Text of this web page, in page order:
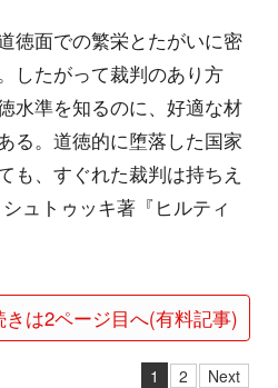
徳面での繁栄とたがいに密
したがって裁判のあり方
水準を知るのに、好適な材
る。道徳的に堕落した国家
も、すぐれた裁判は持ちえ
ュトゥッキ著『ヒルティ
きは2ページ目へ(有料記事)
1 2 Next